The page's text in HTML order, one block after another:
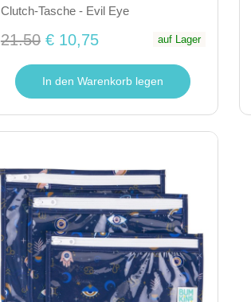
Clutch-Tasche - Evil Eye
21.50 € 10,75 auf Lager
In den Warenkorb legen